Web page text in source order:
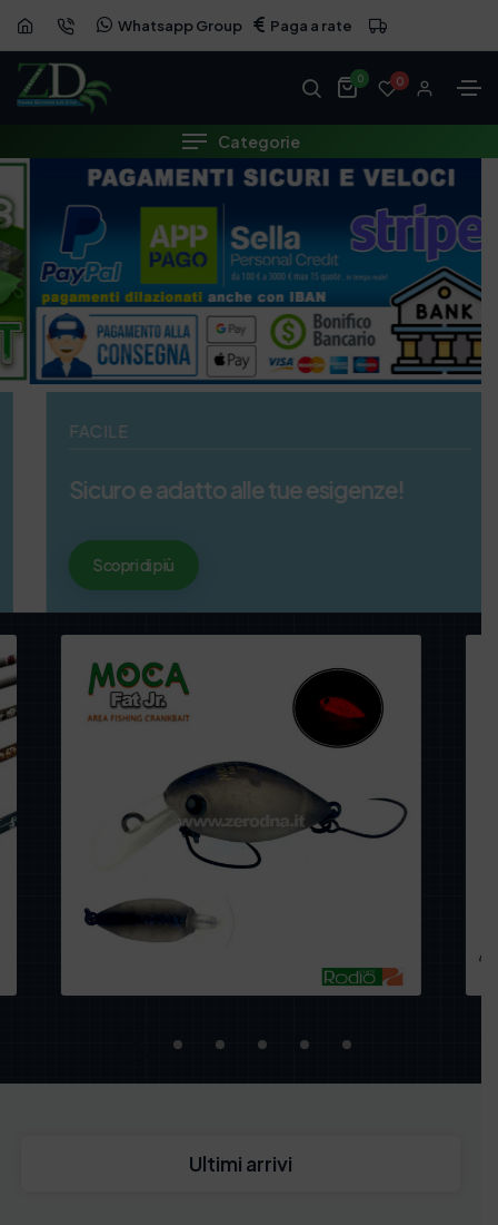
Whatsapp Group Paga a rate
0 0
Categorie
FACILE
Sicuro e adatto alle tue esigenze!
Scopri di più
Ultimi arrivi